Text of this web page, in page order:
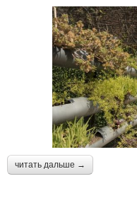
читать дальше →